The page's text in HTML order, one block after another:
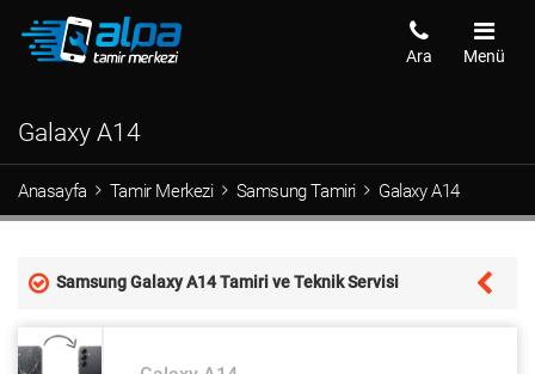
Menü
Ara
Galaxy A14
Anasayfa Tamir Merkezi Samsung Tamiri Galaxy A14
Samsung Galaxy A14 Tamiri ve Teknik Servisi